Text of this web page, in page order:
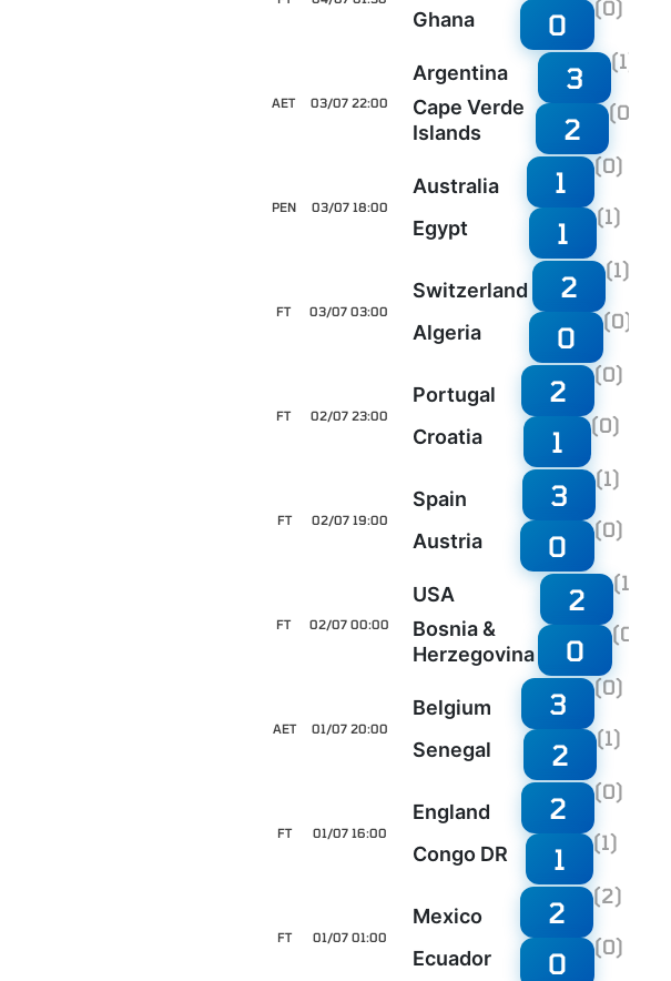
Ghana
0 (0)
03/07 22:00
AET
Argentina
Cape Verde
Islands
3 (1)
2 (0)
03/07 18:00
PEN
Australia
Egypt
1 (0)
1 (1)
03/07 03:00
FT
Switzerland
Algeria
2 (1)
0 (0)
02/07 23:00
FT
Portugal
Croatia
2 (0)
1 (0)
02/07 19:00
FT
Spain
Austria
3 (1)
0 (0)
02/07 00:00
FT
USA
Bosnia &
Herzegovina
2 (1)
0 (0)
01/07 20:00
AET
Belgium
Senegal
3 (0)
2 (1)
01/07 16:00
FT
England
Congo DR
2 (0)
1 (1)
01/07 01:00
FT
Mexico
Ecuador
2 (2)
0 (0)